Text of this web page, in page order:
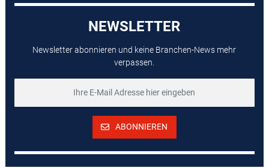
NEWSLETTER
Newsletter abonnieren und keine Branchen-News mehr
verpassen.
ABONNIEREN